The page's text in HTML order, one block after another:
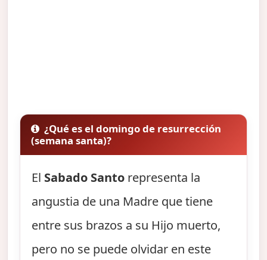
¿Qué es el domingo de resurrección
(semana santa)?
El Sabado Santo representa la
angustia de una Madre que tiene
entre sus brazos a su Hijo muerto,
pero no se puede olvidar en este